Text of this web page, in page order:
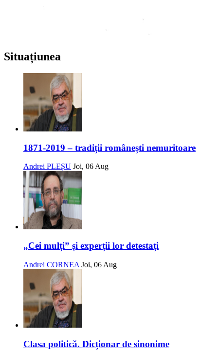
Situațiunea
1871-2019 – tradiții românești nemuritoare
Andrei PLEȘU Joi, 06 Aug
„Cei mulți” și experții lor detestați
Andrei CORNEA Joi, 06 Aug
Clasa politică. Dicționar de sinonime